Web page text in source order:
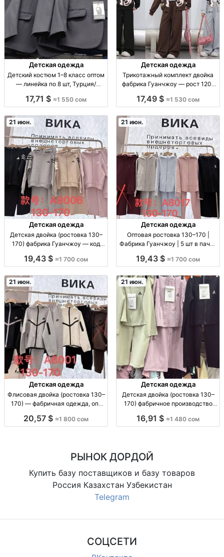
Детская одежда
Детский костюм 1–8 класс оптом
— линейка по 8 шт, Турция/
1–8 кл, линейка 8 шт,
Узбекистан, школьная одежда,
размерный
17,71 $ ≈1 550 сом
Детская одежда
Трикотажный комплект двойка
фабрика Гуанчжоу — рост 120–
«двойка» (трикотаж), рост 120–
17,49 $ ≈1 530 сом
21 июн.
Детская одежда
Детская двойка (ростовка 130–
170) фабрика Гуанчжоу — код
предм.), рост 130–170, повседн.
19,43 $ ≈1 700 сом
21 июн.
Детская одежда
Оптовая ростовка 130–170 |
Фабрика Гуанчжоу | 5 шт в пачке
170; код 3751; в пачке 5 шт;
19,43 $ ≈1 700 сом
21 июн.
Детская одежда
Флисовая двойка (ростовка 130–
170) — фабричная одежда, опт
рост 130–170; код 3750; 5шт/
20,57 $ ≈1 800 сом
21 июн.
Детская одежда
Детская двойка (ростовка 130–
170) фабричное производство
линии дет. комплект «двойка» (2
16,91 $ ≈1 480 сом
РЫНОК ДОРДОЙ
Купить базу поставщиков и базу товаров
Россия Казахстан Узбекистан
Telegram
СОЦСЕТИ